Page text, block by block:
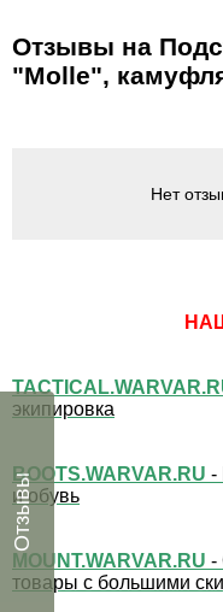
Отзывы на
"Molle",
Нет
экипировка
BOOTS.WARVAR.RU -
и обувь
MOUNT.WARVAR.RU -
товары с большими
Отзывы